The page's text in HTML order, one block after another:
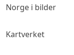
Norge i bilder
Kartverket